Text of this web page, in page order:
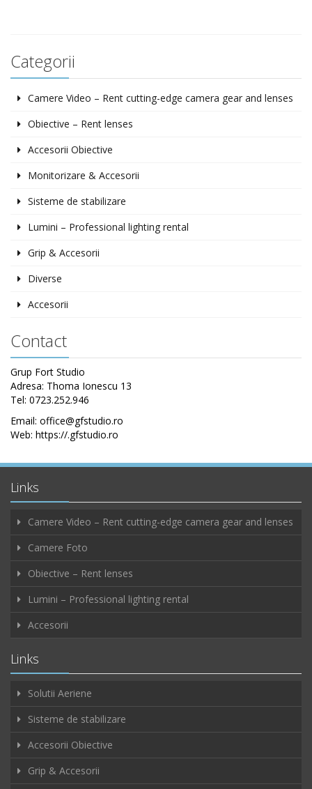
Categorii
Camere Video – Rent cutting-edge camera gear and lenses
Obiective – Rent lenses
Accesorii Obiective
Monitorizare & Accesorii
Sisteme de stabilizare
Lumini – Professional lighting rental
Grip & Accesorii
Diverse
Accesorii
Contact
Grup Fort Studio
Adresa: Thoma Ionescu 13
Tel: 0723.252.946
Email: office@gfstudio.ro
Web: https://.gfstudio.ro
Links
Camere Video – Rent cutting-edge camera gear and lenses
Camere Foto
Obiective – Rent lenses
Lumini – Professional lighting rental
Accesorii
Links
Solutii Aeriene
Sisteme de stabilizare
Accesorii Obiective
Grip & Accesorii